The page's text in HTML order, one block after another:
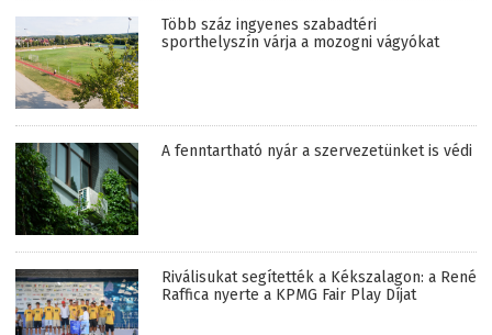
Több száz ingyenes szabadtéri
sporthelyszín várja a mozogni vágyókat
A fenntartható nyár a szervezetünket is védi
Riválisukat segítették a Kékszalagon: a René
Raffica nyerte a KPMG Fair Play Díjat